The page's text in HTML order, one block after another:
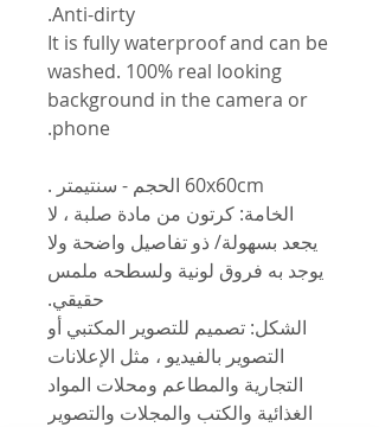
Anti-dirty.
It is fully waterproof and can be
washed. 100% real looking
background in the camera or
phone.
الخامة: كرتون من مادة صلبة ، لا
يجعد بسهولة/ ذو تفاصيل واضحة ولا
يوجد به فروق لونية ولسطحه ملمس
حقيقي.
الشكل: تصميم للتصوير المكتبي أو
التصوير بالفيديو ، مثل الإعلانات
التجارية والمطاعم ومحلات المواد
الغذائية والكتب والمجلات والتصوير